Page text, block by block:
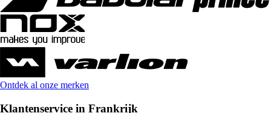
Ontdek al onze merken
Klantenservice in Frankrijk